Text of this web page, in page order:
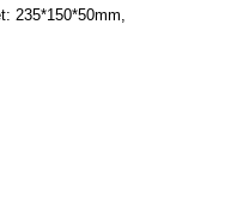
235*150*50mm,